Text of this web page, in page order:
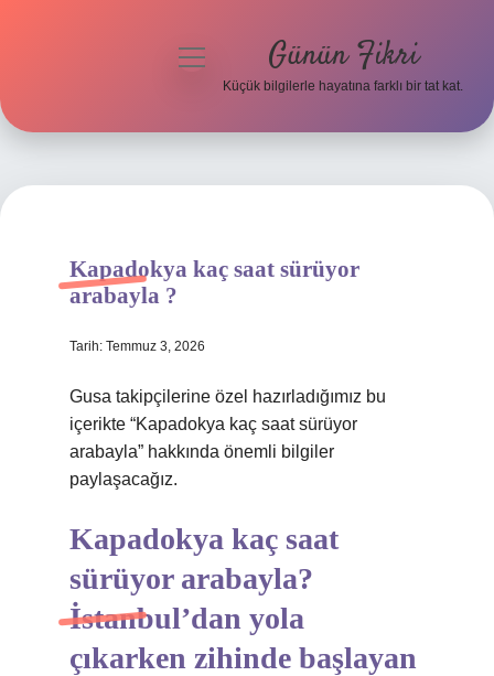
Hakkımızda
menüyü
Günün Fikri
Küçük bilgilerle hayatına farklı bir tat kat.
Kapadokya kaç saat sürüyor
arabayla ?
Tarih: Temmuz 3, 2026
Gusa takipçilerine özel hazırladığımız bu
içerikte “Kapadokya kaç saat sürüyor
arabayla” hakkında önemli bilgiler
paylaşacağız.
Kapadokya kaç saat
sürüyor arabayla?
İstanbul’dan yola
çıkarken zihinde başlayan